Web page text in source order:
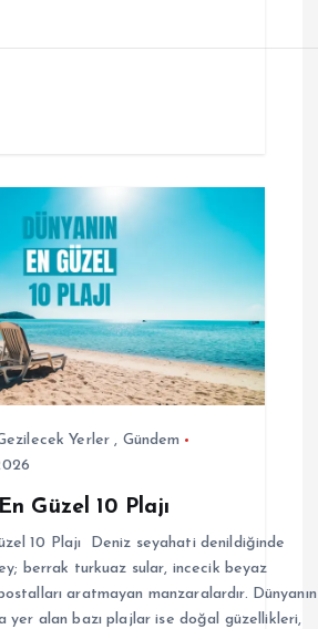
Yerler , Gündem
Güzel 10 Plajı
10 Plajı Deniz seyahati denildiğinde
berrak turkuaz sular, incecik beyaz
aratmayan manzaralardır. Dünyanın
yer alan bazı plajlar ise doğal güzellikleri,